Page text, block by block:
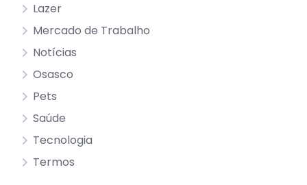
Lazer
Mercado de Trabalho
Notícias
Osasco
Pets
Saúde
Tecnologia
Termos